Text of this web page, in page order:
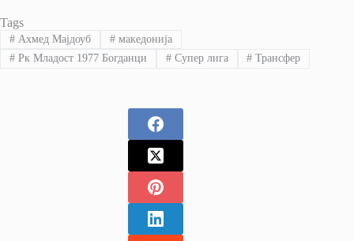
Tags
#Ахмед Мајдоуб #македонија
#Рк Младост 1977 Богданци #Супер лига # Трансфер